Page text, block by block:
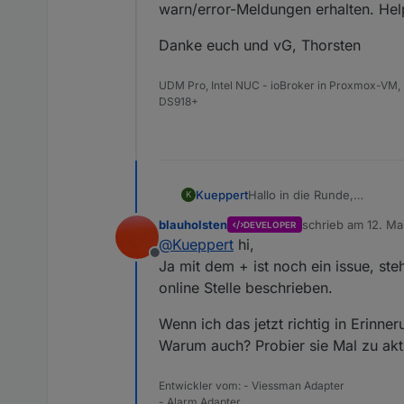
warn/error-Meldungen erhalten.
Danke euch und vG, Thorsten
UDM Pro, Intel NUC - ioBroker in Proxmox-
DS918+
K KueppertHallo in die Runde,
etwas Testing, aber der
Jetzt würde ich gern auch
die Telegram-Instanz
eingetippert.
Wenn ich jetzt bewusst
Adapter in der Adapter-
und auch so im Alarm-
Hab ich hier ggf. bei der
warn/error-Meldungen
Offline
blauholsten DEVELOPER schrieb am 12.
zuletzt editiert von
@Kueppert hi,
Ja mit dem + ist noch ein issue,
online Stelle beschrieben.
Wenn ich das jetzt richtig in
Warum auch? Probier sie Mal zu
Entwickler vom: - Viessman Adapter